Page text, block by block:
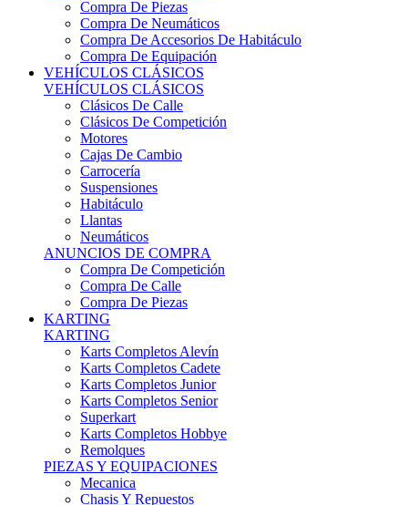
Compra De Accesorios De Habitáculo
Compra De Equipación
VEHÍCULOS CLÁSICOS
VEHÍCULOS CLÁSICOS
Clásicos De Calle
Clásicos De Competición
Motores
Cajas De Cambio
Carrocería
Suspensiones
Habitáculo
Llantas
Neumáticos
ANUNCIOS DE COMPRA
Compra De Competición
Compra De Calle
Compra De Piezas
KARTING
KARTING
Karts Completos Alevín
Karts Completos Cadete
Karts Completos Junior
Karts Completos Senior
Superkart
Karts Completos Hobbye
Remolques
PIEZAS Y EQUIPACIONES
Mecanica
Chasis Y Repuestos
Frenos